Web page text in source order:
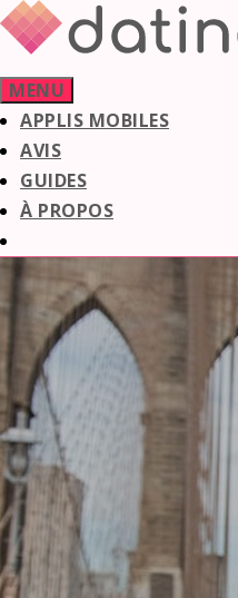
Aller
au
contenu
MENU
APPLIS MOBILES
AVIS
GUIDES
À PROPOS